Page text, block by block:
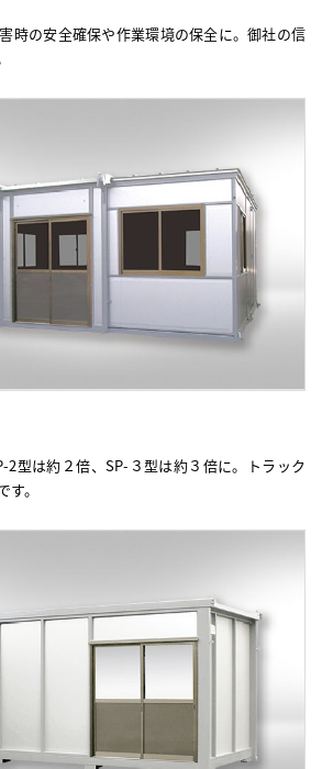
時の安全確保や作業環境の保全に。御社の信
2型は約２倍、SP-３型は約３倍に。トラック
。